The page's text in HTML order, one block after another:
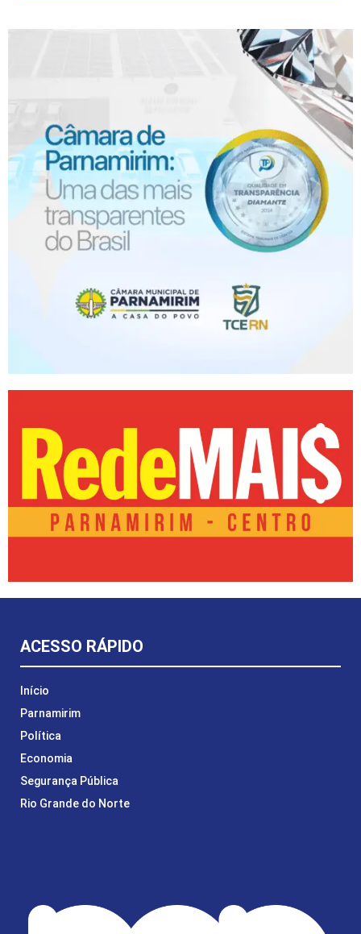
E
A
R
H
ACESSO RÁPIDO
Início
Parnamirim
Política
Economia
Segurança Pública
Rio Grande do Norte